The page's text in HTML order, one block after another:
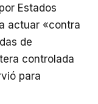
Estados
actuar «contra
de
controlada
para